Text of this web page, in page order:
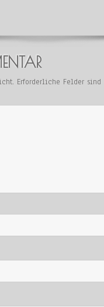
Erforderliche Felder